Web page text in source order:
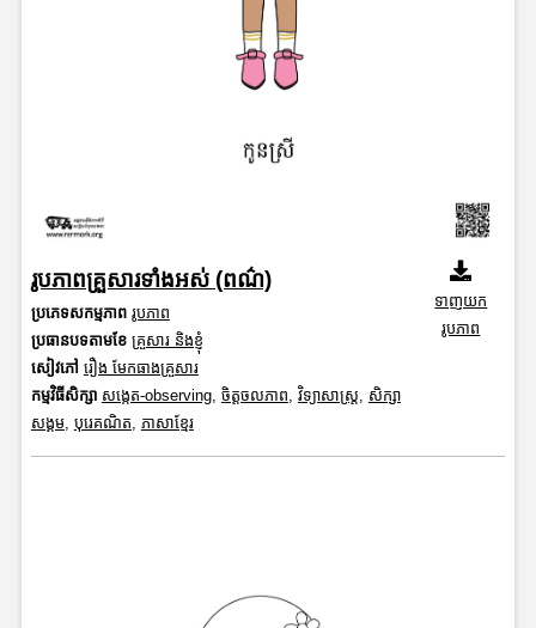
រូបភាពគ្រួសារទាំងអស់ (ពណ៌)
ប្រភេទសកម្មភាព រូបភាព
ប្រធានបទតាមខែ គ្រួសារ និងខ្ញុំ
សៀវភៅ រឿង មែកធាងគ្រួសារ
កម្មវិធីសិក្សា សង្កេត-observing, ចិត្តចលភាព វិទ្យាសាស្រ្ត
សិក្សា
សង្គម, បុរេគណិត ភាសាខ្មែរ
ទាញយក
រូបភាព